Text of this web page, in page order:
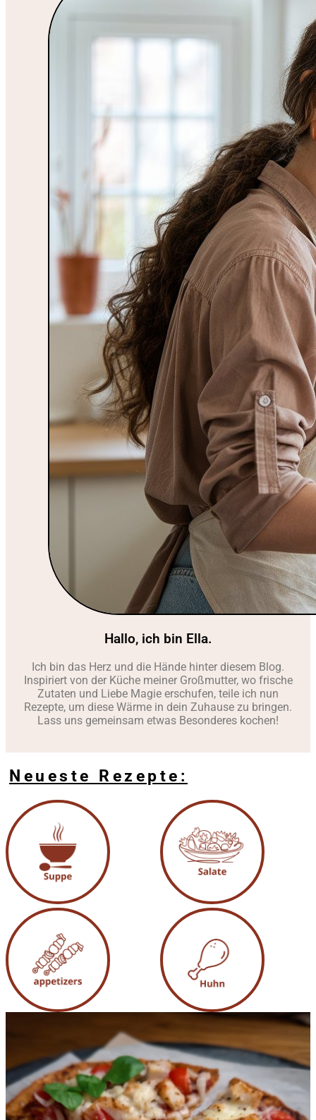
Hallo, ich bin Ella.
Ich bin das Herz und die Hände hinter diesem Blog.
Inspiriert von der Küche meiner Großmutter, wo frische
Zutaten und Liebe Magie erschufen, teile ich nun
Rezepte, um diese Wärme in dein Zuhause zu bringen.
Lass uns gemeinsam etwas Besonderes kochen!
Neueste Rezepte: